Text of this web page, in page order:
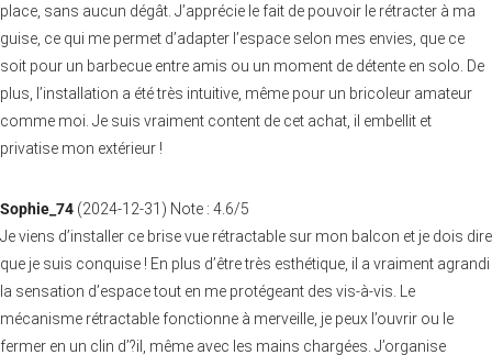
place, sans aucun dégât. J’apprécie le fait de pouvoir le rétracter à ma
guise, ce qui me permet d’adapter l’espace selon mes envies, que ce
soit pour un barbecue entre amis ou un moment de détente en solo. De
plus, l’installation a été très intuitive, même pour un bricoleur amateur
comme moi. Je suis vraiment content de cet achat, il embellit et
privatise mon extérieur !
Sophie_74 (2024-12-31 ) Note : 4.6/5
Je viens d’installer ce brise vue rétractable sur mon balcon et je dois dire
que je suis conquise ! En plus d’être très esthétique, il a vraiment agrandi
la sensation d’espace tout en me protégeant des vis-à-vis. Le
mécanisme rétractable fonctionne à merveille, je peux l’ouvrir ou le
fermer en un clin d’?il, même avec les mains chargées. J’organise